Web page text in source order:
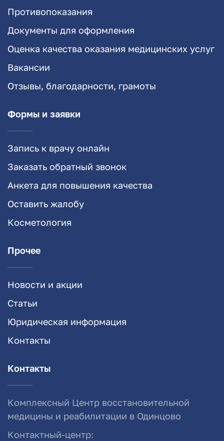
Противопоказания
Документы для оформления
Оценка качества оказания медицинских услуг
Вакансии
Отзывы, благодарности, грамоты
Формы и заявки
Запись к врачу онлайн
Заказать обратный звонок
Анкета для повышения качества
Оставить жалобу
Косметология
Прочее
Новости и акции
Статьи
Юридическая информация
Контакты
Контакты
Комплексный Центр восстановительной
медицины и реабилитации в Одинцово
Контактный-центр: